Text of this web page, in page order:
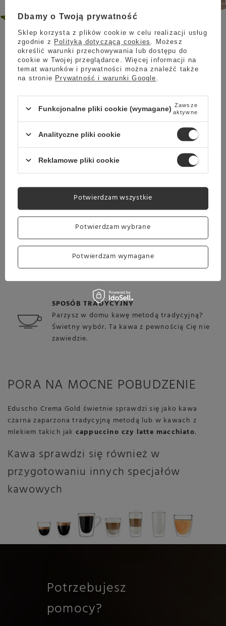
EKSPRES AUTOMATYCZNY
Aromatyczna kawa, która doskonale sprawdzi
się do parzenia w ekspresie automatycznym.
EKSPRES KOLBOWY
sprawdzi się po przygotowaniu w ekspresie
KAWIARKA
Kawa przygotowana we włoskim czajniczku
Moka daje oszałamiający efekt, który na długo
zapada w pamięci.
SPOSÓB TRADYCYJNY
Parzysz w domu kawę metodą tradycyjną?
Świetny wybór. Ta kawa z pewnością Cię nie
zawiedzie.
PORA NA MOCNE POBUDZENIE
Eduscho Crema Gold świetnie sprawdzi się jako kawa
czarna zaparzona tradycyjną metodą lub w kawach z
mlekiem takich jak cappuccino czy latte macchiato.
Kawa sprawdzi się również w
przygotowaniu innych specjałów
kawowych
Potrzebujesz
pomocy?
Dbamy o Twoją prywatność
Sklep korzysta z plików cookie w celu realizacji usług
zgodnie z Polityką dotyczącą cookies
. Możesz
określić warunki przechowywania lub dostępu do
cookie w Twojej przeglądarce. Więcej informacji na
temat warunków i prywatności można znaleźć także
na stronie Prywatność i warunki Google
Funkcjonalne pliki cookie (wymagane) Zawsze
aktywne
Analityczne pliki cookie
Reklamowe pliki cookie
Potwierdzam wybrane
Potwierdzam wymagane
Potwierdzam wszystkie